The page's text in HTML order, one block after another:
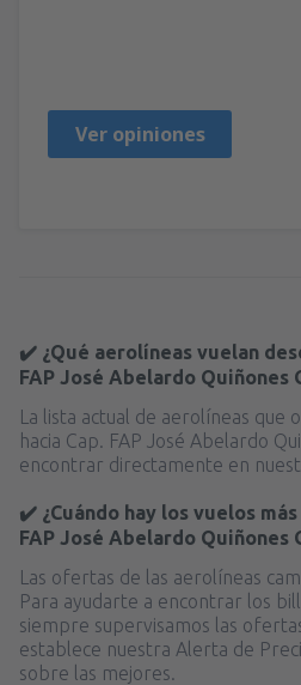
Ver opiniones
✔️ ¿Qué aerolíneas vuelan
FAP José Abelardo Quiñones
La lista actual de aerolíneas que
hacia Cap. FAP José Abelardo
encontrar directamente en
✔️ ¿Cuándo hay los vuelos
FAP José Abelardo Quiñones
Las ofertas de las aerolíneas
Para ayudarte a encontrar los
siempre supervisamos las
establece nuestra Alerta de
sobre las mejores.